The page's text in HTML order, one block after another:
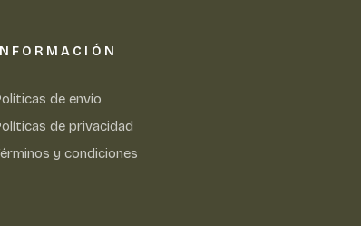
de envío
de privacidad
y condiciones